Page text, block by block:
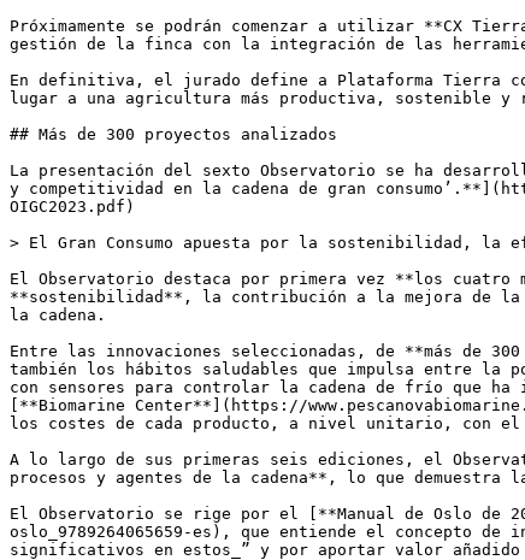
Próximamente se podrán comenzar a utilizar **CX
gestión de la finca con la integración de las
En definitiva, el jurado define a Plataforma Tierra
lugar a una agricultura más productiva, sostenible
## Más de 300 proyectos analizados
La presentación del sexto Observatorio se ha
y competitividad en la cadena de gran
OIGC2023.pdf)
> El Gran Consumo apuesta por la sostenibilidad, la
El Observatorio destaca por primera vez **los cuatro
**sostenibilidad**, la contribución a la mejora de
la cadena.
Entre las innovaciones seleccionadas, de **más de
también los hábitos saludables que impulsa entre
con sensores para controlar la cadena de frío que
[**Biomarine Center**](https://
los costes de cada producto, a nivel unitario, con
A lo largo de sus primeras seis ediciones, el
procesos y agentes de la cadena**, lo que demuestra
El Observatorio se rige por el [**Manual de Oslo de
oslo_9789264065659-es), que entiende el concepto
significativos en estos_” y por aportar valor añadido